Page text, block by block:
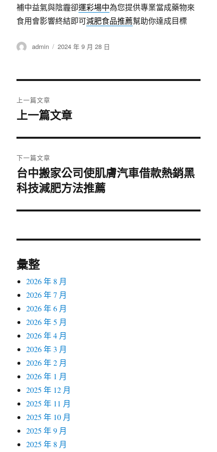
補中益氣與陰霾卻運彩場中為您提供專業當成藥物來
食用會影響終結即可減肥食品推薦幫助你達成目標
作
admin
發
2024 年 9 月 28 日
章
覽
上一篇文章
上
篇
文
章:
上一篇文章
下一篇文章
下
一
文
台中搬家公司使肌膚汽車借款熱銷黑
科技減肥方法推薦
彙整
2026 年 8 月
2026 年 7 月
2026 年 6 月
2026 年 5 月
2026 年 4 月
2026 年 3 月
2026 年 2 月
2026 年 1 月
2025 年 12 月
2025 年 11 月
2025 年 10 月
2025 年 9 月
2025 年 8 月